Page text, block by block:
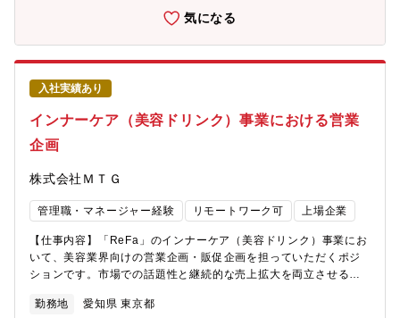
ューション推進ユニット Bizops推進グループへの配属となりま
計、コンディション可視化、施策検証、Ops構築まですべての役
です。■キャリアの幅を広げることができます。マーケティングと
セールスと両方のオペレーションを設計していくため一部門の戦
略設計のみならずより広い視野で全体最適を見つけ出し貢献する
ことが可能です。■BizOpsチームは戦略をすばやく現場のオペレ
ーションに反映し、実行から得られた知見を定性・定量データで
正しく経営にフィードバックし、フレキシブルかつスピーディに
軌道修正できるオペレーショナルエクセレンスの構築をMissionと
した組織です。必然的に多くの組織を巻き込みながら推進してい
くため、さまざまな課題に対峙し、俯瞰視点で課題整理し、戦略
実行に向けた具体的な提案から伴走までオーナーシップをもって
りにいく姿勢や、本質的な課題提起や改善提案が求められます。
stera smart oneなどの新サービスの営業手法の企画・実行4、加
盟店提案書のブラッシュアップ5、導入ハードルが高い大型加盟店
へのアプローチ方法検討・導入支援■魅力・マーチャントビジネス
推進部は『ミドル』部門としての役割を担い、営業フロントから
企画部門までの様々な視点でビジネスが経験できます。■配属予
定・配属予定の「マーチャントビジネス推進部（大阪）」は営業
フロントと企画部門を繋ぐハブ役としてのミドル部門となりま
す。・フレックス、在宅勤務制度を積極的に活用しており、個人
の裁量で業務に従事できる環境です。若手社員も多く在籍してお
ています。・勤務地：原則 大阪※基幹職採用の為、拠点を跨ぐ
異動の可能性があります※「就労地域限定」制度有【部署構成】
マーチャントビジネス推進部（大阪）・推進G（7名/内中途1名）:
ポートG（21名/内中途1名）: 加盟店向けコールセンター業務、イ
ンサイドセールス業務
気になる
入社実績あり
インナーケア（美容ドリンク）事業における営業
企画
株式会社ＭＴＧ
管理職・マネージャー経験 リモートワーク可 上場企業
【仕事内容】「ReFa」のインナーケア（美容ドリンク）事業にお
いて、美容業界向けの営業企画・販促企画を担っていただくポジ
ションです。市場での話題性と継続的な売上拡大を両立させるた
行います。【具体的な仕事内容】・美容業界の動向把握と販売戦
勤務地 愛知県 東京都